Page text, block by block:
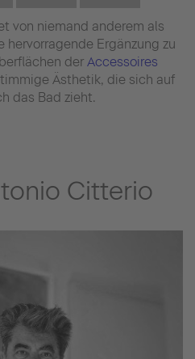
von niemand anderem als
hervorragende Ergänzung zu
der Accessoires
Ästhetik, die sich auf
das Bad zieht.
Citterio